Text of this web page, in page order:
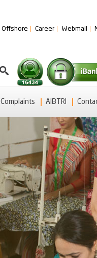
Offshore Career Webmail
Complaints AIBTRI